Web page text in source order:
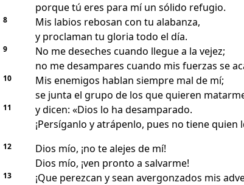
porque tú eres para mí un sólido refugio.
8
Mis labios rebosan con tu alabanza,
y proclaman tu gloria todo el día.
9
No me deseches cuando llegue a la vejez;
no me desampares cuando mis fuerzas se
10
Mis enemigos hablan siempre mal de mí;
se junta el grupo de los que quieren
11
y dicen: «Dios lo ha desamparado.
¡Persíganlo y atrápenlo, pues no tiene quien
12
Dios mío, ¡no te alejes de mí!
Dios mío, ¡ven pronto a salvarme!
13
¡Que perezcan y sean avergonzados mis